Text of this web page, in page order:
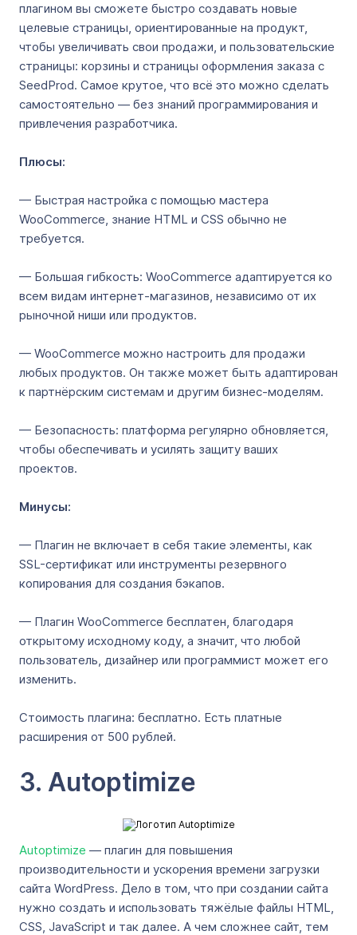
плагином вы сможете быстро создавать новые
целевые страницы, ориентированные на продукт,
чтобы увеличивать свои продажи, и пользовательские
страницы: корзины и страницы оформления заказа с
SeedProd. Самое крутое, что всё это можно сделать
самостоятельно — без знаний программирования и
привлечения разработчика.
Плюсы:
— Быстрая настройка с помощью мастера
WooCommerce, знание HTML и CSS обычно не
требуется.
— Большая гибкость: WooCommerce адаптируется ко
всем видам интернет-магазинов, независимо от их
рыночной ниши или продуктов.
— WooCommerce можно настроить для продажи
любых продуктов. Он также может быть адаптирован
к партнёрским системам и другим бизнес-моделям.
— Безопасность: платформа регулярно обновляется,
чтобы обеспечивать и усилять защиту ваших
проектов.
Минусы:
— Плагин не включает в себя такие элементы, как
SSL-сертификат или инструменты резервного
копирования для создания бэкапов.
— Плагин WooCommerce бесплатен, благодаря
открытому исходному коду, а значит, что любой
пользователь, дизайнер или программист может его
изменить.
Стоимость плагина: бесплатно. Есть платные
расширения от 500 рублей.
3. Autoptimize
Autoptimize — плагин для повышения
производительности и ускорения времени загрузки
сайта WordPress. Дело в том, что при создании сайта
нужно создать и использовать тяжёлые файлы HTML,
CSS, JavaScript и так далее. А чем сложнее сайт, тем